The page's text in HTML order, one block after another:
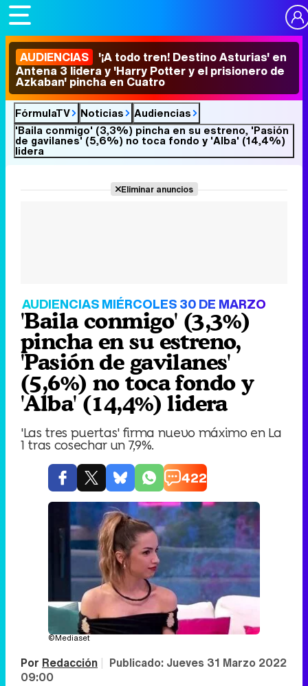
AUDIENCIAS '¡A todo tren! Destino Asturias' en
Antena 3 lidera y 'Harry Potter y el prisionero de
Azkaban' pincha en Cuatro
FórmulaTV Noticias
Audiencias
'Baila conmigo' (3,3%) pincha en su estreno, 'Pasión
de gavilanes' (5,6%) no toca fondo y 'Alba' (14,4%)
lidera
Eliminar anuncios
AUDIENCIAS MIÉRCOLES 30 DE MARZO
'Baila conmigo' (3,3%)
pincha en su estreno,
'Pasión de gavilanes'
(5,6%) no toca fondo y
'Alba' (14,4%) lidera
'Las tres puertas' firma nuevo máximo en La
1 tras cosechar un 7,9%.
422
©Mediaset
Por Redacción | Publicado: Jueves 31 Marzo 2022
09:00